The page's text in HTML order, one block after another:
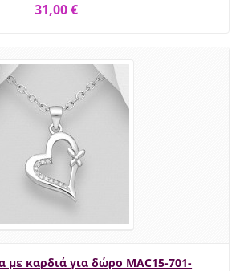
31,00 €
με καρδιά για δώρο MAC15-701-